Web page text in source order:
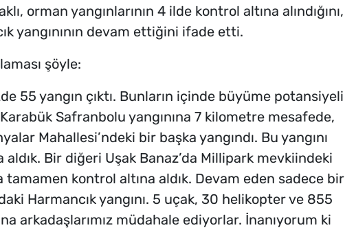
orman yangınlarının 4 ilde kontrol altına alındığını,
yangınının devam ettiğini ifade etti.
şöyle:
55 yangın çıktı. Bunların içinde büyüme potansiyeli
Safranbolu yangınına 7 kilometre mesafede,
Mahallesi’ndeki bir başka yangındı. Bu yangını
Bir diğeri Uşak Banaz’da Millipark mevkiindeki
tamamen kontrol altına aldık. Devam eden sadece bir
Harmancık yangını. 5 uçak, 30 helikopter ve 855
arkadaşlarımız müdahale ediyorlar. İnanıyorum ki